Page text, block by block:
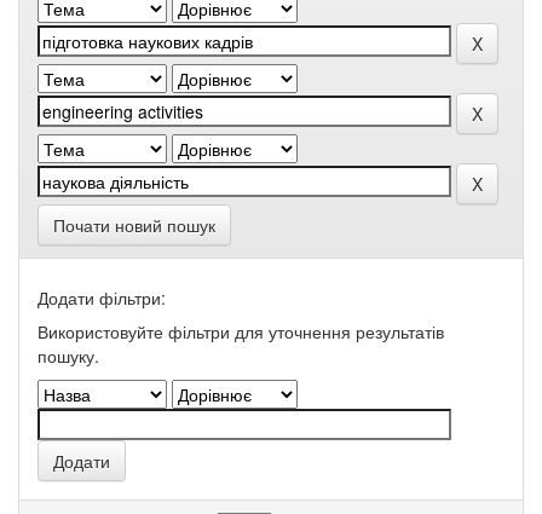
Почати новий пошук
Додати фільтри:
Використовуйте фільтри для уточнення результатів
пошуку.